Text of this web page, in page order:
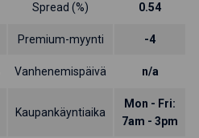
Spread (%) 0.54
Premium-myynti -4
Vanhenemispäivä n/a
Kaupankäyntiaika
Mon - Fri:
7am - 3pm